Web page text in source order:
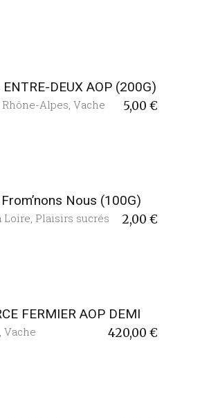
DEUX AOP (200G)
5,00 €
Alpes, Vache
Nous (100G)
2,00 €
Loire Plaisirs sucrés
FERMIER AOP DEMI
420,00 €
Vache